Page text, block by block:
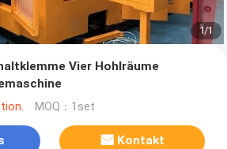
1/1
Vier Hohlräume
MOQ：1set
Kontakt